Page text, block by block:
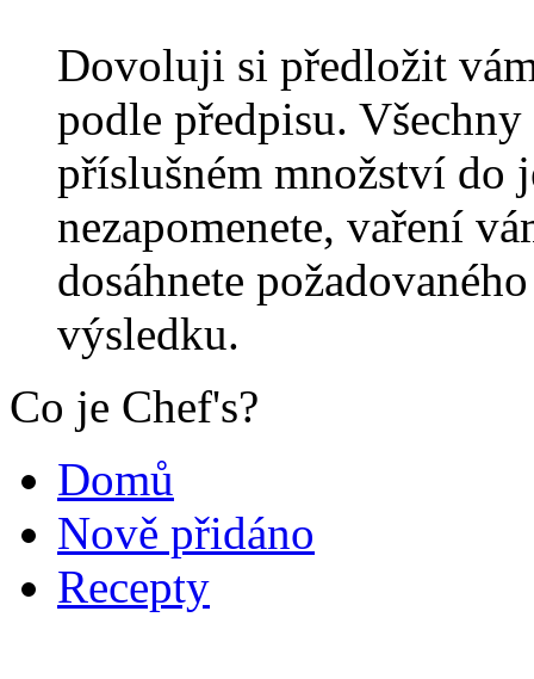
Dovoluji si předložit
podle předpisu.
příslušném množství do
nezapomenete, vaření
dosáhnete
výsledku.
Co je Chef's?
Domů
Nově přidáno
Recepty